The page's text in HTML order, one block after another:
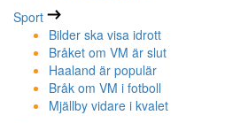
Sport
Bilder ska visa idrott
Bråket om VM är slut
Haaland är populär
Bråk om VM i fotboll
Mjällby vidare i kvalet